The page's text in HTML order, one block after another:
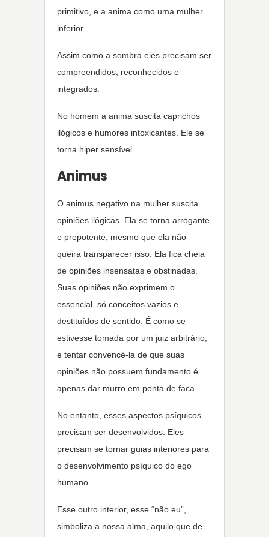
primitivo, e a anima como uma mulher
inferior.
Assim como a sombra eles precisam ser
compreendidos, reconhecidos e
integrados.
No homem a anima suscita caprichos
ilógicos e humores intoxicantes. Ele se
torna hiper sensível.
Animus
O animus negativo na mulher suscita
opiniões ilógicas. Ela se torna arrogante
e prepotente, mesmo que ela não
queira transparecer isso. Ela fica cheia
de opiniões insensatas e obstinadas.
Suas opiniões não exprimem o
essencial, só conceitos vazios e
destituídos de sentido. É como se
estivesse tomada por um juiz arbitrário,
e tentar convencê-la de que suas
opiniões não possuem fundamento é
apenas dar murro em ponta de faca.
No entanto, esses aspectos psíquicos
precisam ser desenvolvidos. Eles
precisam se tornar guias interiores para
o desenvolvimento psíquico do ego
humano.
Esse outro interior, esse “não eu”,
simboliza a nossa alma, aquilo que de